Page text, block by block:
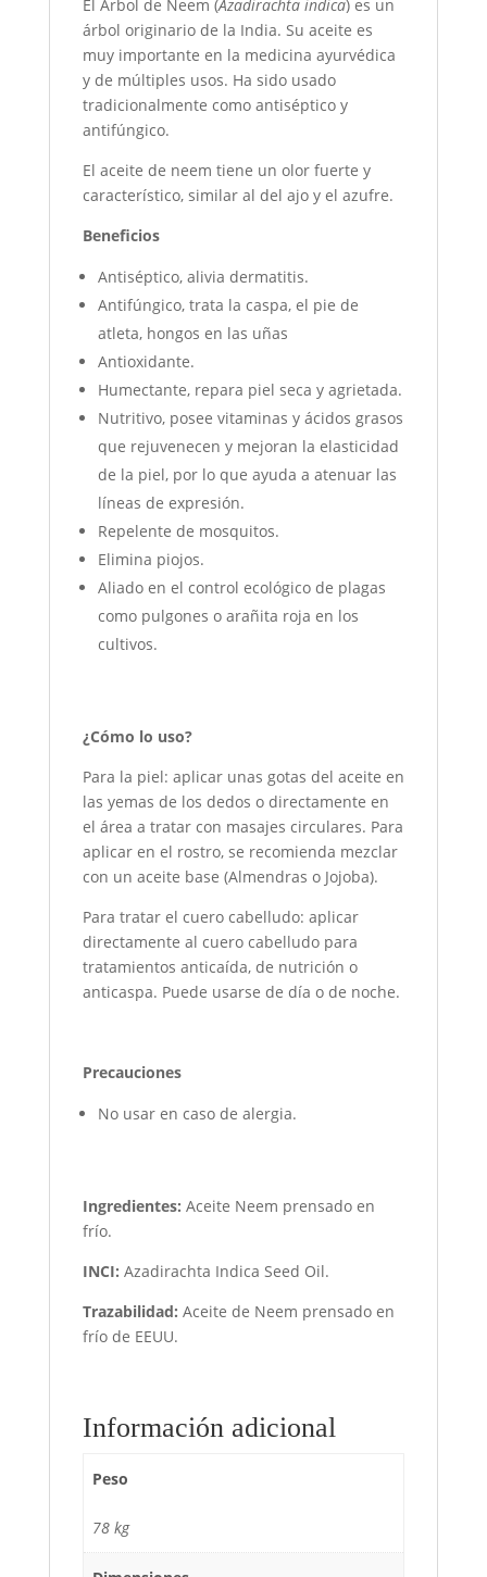
El Árbol de Neem (Azadirachta indica) es un
árbol originario de la India. Su aceite es
muy importante en la medicina ayurvédica
y de múltiples usos. Ha sido usado
tradicionalmente como antiséptico y
antifúngico.
El aceite de neem tiene un olor fuerte y
característico, similar al del ajo y el azufre.
Beneficios
Antiséptico, alivia dermatitis.
Antifúngico, trata la caspa, el pie de
atleta, hongos en las uñas
Antioxidante.
Humectante, repara piel seca y agrietada.
Nutritivo, posee vitaminas y ácidos grasos
que rejuvenecen y mejoran la elasticidad
de la piel, por lo que ayuda a atenuar las
líneas de expresión.
Repelente de mosquitos.
Elimina piojos.
Aliado en el control ecológico de plagas
como pulgones o arañita roja en los
cultivos.
¿Cómo lo uso?
Para la piel: aplicar unas gotas del aceite en
las yemas de los dedos o directamente en
el área a tratar con masajes circulares. Para
aplicar en el rostro, se recomienda mezclar
con un aceite base (Almendras o Jojoba).
Para tratar el cuero cabelludo: aplicar
directamente al cuero cabelludo para
tratamientos anticaída, de nutrición o
anticaspa. Puede usarse de día o de noche.
Precauciones
No usar en caso de alergia.
Ingredientes: Aceite Neem prensado en
frío.
INCI: Azadirachta Indica Seed Oil.
Trazabilidad: Aceite de Neem prensado en
frío de EEUU.
Información adicional
Peso
78 kg